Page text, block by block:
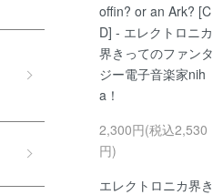
offin? or an Ark? [C
D] - エレクトロニカ
界きってのファンタ
ジー電子音楽家nih
a！
2,300円(税込2,530
円)
エレクトロニカ界き